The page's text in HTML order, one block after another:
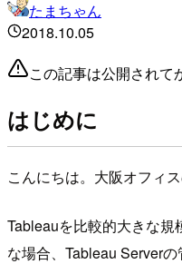
たまちゃん
2018.10.05
この記事は公開されて
はじめに
こんにちは。大阪オフィ
Tableauを比較的大きな
な場合、Tableau Server